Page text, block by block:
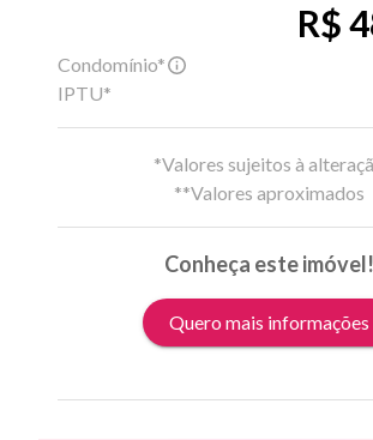
R$
Condomínio*
IPTU*
*Valores sujeitos à
**Valores aproximados
Conheça este imóvel!
Quero mais informações